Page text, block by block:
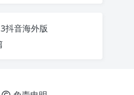
抖音海外版